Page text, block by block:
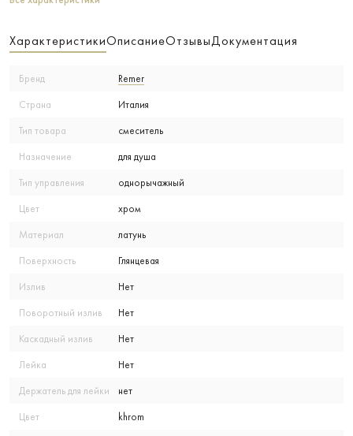
ХарактеристикиОписаниеОтзывыДокументация
Бренд Remer
Страна Италия
Тип товара смеситель
Назначение для душа
Тип управления однорычажный
Цвет хром
Материал латунь
Поверхность Глянцевая
Излив Нет
Поворотный излив Нет
Каскадный излив Нет
Лейка Нет
Держатель для лейки нет
Цвет khrom